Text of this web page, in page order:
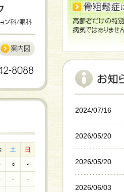
土 日
○ -
- -
2024/07/16
2026/05/20
2026/05/20
2026/06/03